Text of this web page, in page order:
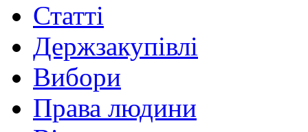
Статті
Держзакупівлі
Вибори
Права людини